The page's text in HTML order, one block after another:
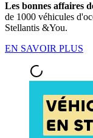
Les bonnes affaires
de 1000 véhicules
Stellantis &You.
EN SAVOIR PLUS